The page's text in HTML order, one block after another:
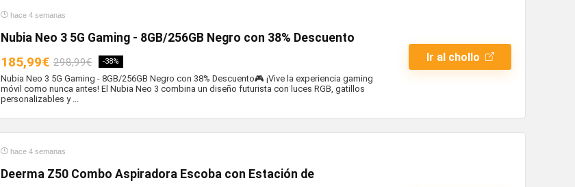
hace 4 semanas
Nubia Neo 3 5G Gaming - 8GB/256GB Negro con 38% Descuento
185,99€ 298,99€ -38%
Nubia Neo 3 5G Gaming - 8GB/256GB Negro con 38% Descuento🎮 ¡Vive la experiencia gaming
móvil como nunca antes! El Nubia Neo 3 combina un diseño futurista con luces RGB, gatillos
personalizables y ...
Ir al chollo
hace 4 semanas
Deerma Z50 Combo Aspiradora Escoba con Estación de